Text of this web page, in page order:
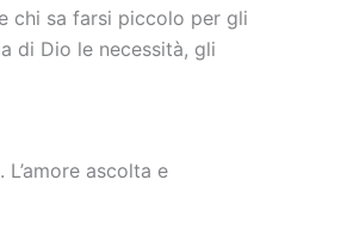
chi sa farsi piccolo per gli
di Dio le necessità, gli
ascolta e